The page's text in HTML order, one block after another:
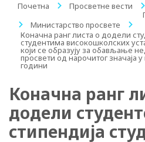
Почетна / Просветне вести
/
/
Министарство просвете
/
Коначна ранг листа о додели
студентима високошколских
који се образују за обављање
просвети од нарочитог значаја
години
Коначна ранг
додели
стипендија